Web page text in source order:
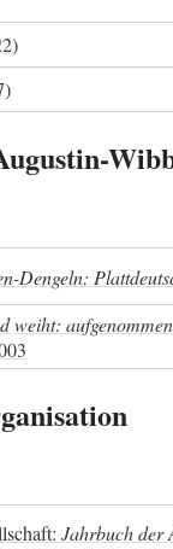
Dengeln:
weiht:
Jahrbuch der